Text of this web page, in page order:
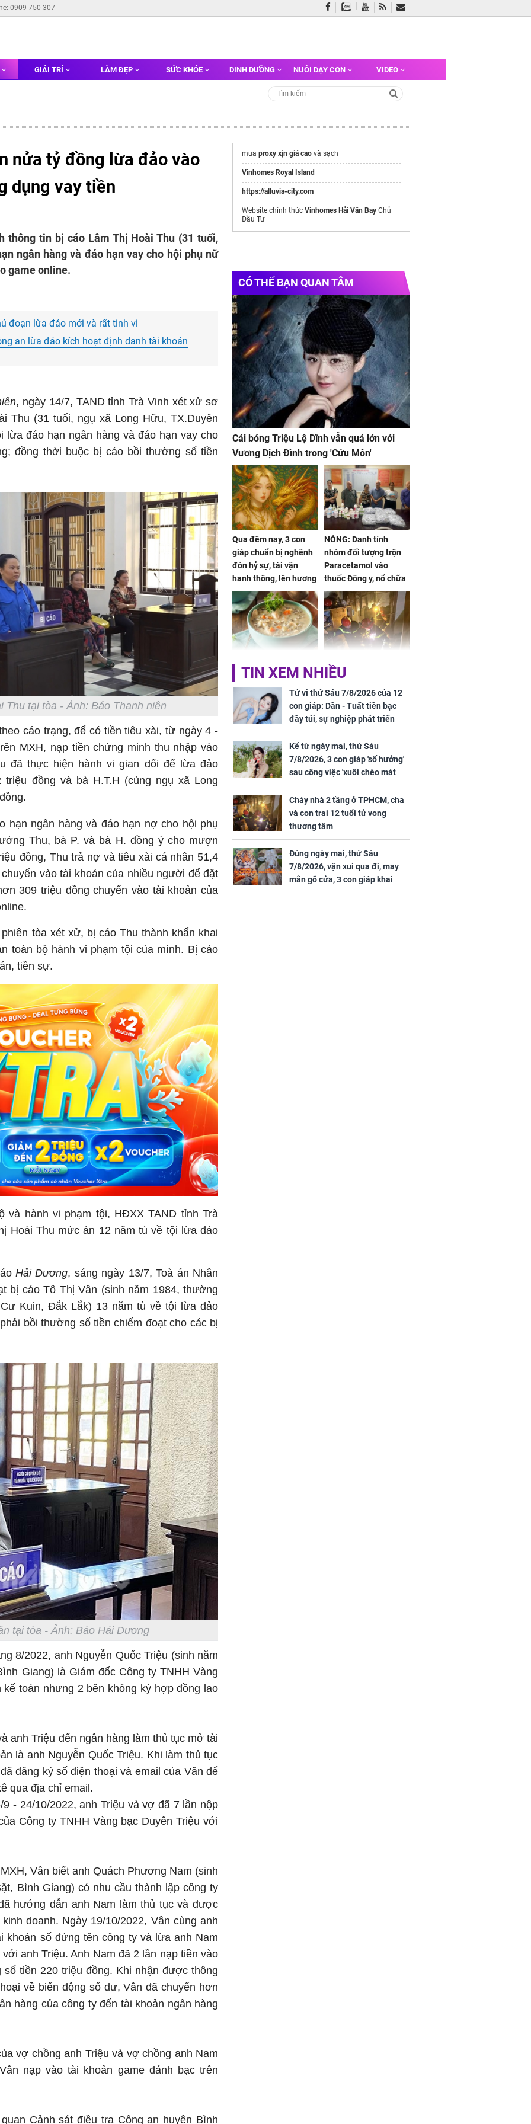
0909 750 307
GIẢI TRÍ LÀM ĐẸP SỨC KHỎE DINH DƯỠNG NUÔI DẠY CON VIDEO
nửa tỷ đồng lừa đảo vào
dụng vay tiền
thông tin bị cáo Lâm Thị Hoài Thu (31 tuổi,
ngân hàng và đáo hạn vay cho hội phụ nữ
game online.
đoạn lừa đảo mới và rất tinh vi
an lừa đảo kích hoạt định danh tài khoản
, ngày 14/7, TAND tỉnh Trà Vinh xét xử sơ
Thu (31 tuổi, ngụ xã Long Hữu, TX.Duyên
lừa đáo hạn ngân hàng và đáo hạn vay cho
đồng thời buộc bị cáo bồi thường số tiền
Thu tại tòa - Ảnh: Báo Thanh niên
cáo trạng, để có tiền tiêu xài, từ ngày 4 -
MXH, nạp tiền chứng minh thu nhập vào
đã thực hiện hành vi gian dối để
lừa đảo
triệu đồng và bà H.T.H (cùng ngụ xã Long
hạn ngân hàng và đáo hạn nợ cho hội phụ
Thu, bà P. và bà H. đồng ý cho mượn
đồng, Thu trả nợ và tiêu xài cá nhân 51,4
vào tài khoản của nhiều người để đặt
309 triệu đồng chuyển vào tài khoản của
tòa xét xử, bị cáo Thu thành khẩn khai
toàn bộ hành vi phạm tội của mình. Bị cáo
tiền sự.
và hành vi phạm tội, HĐXX TAND tỉnh Trà
Hoài Thu mức án 12 năm tù về tội lừa đảo
Hải Dương, sáng ngày 13/7, Toà án Nhân
bị cáo Tô Thị Vân (sinh năm 1984, thường
Kuin, Đắk Lắk) 13 năm tù về tội lừa đảo
bồi thường số tiền chiếm đoạt cho các bị
tại tòa - Ảnh: Báo Hải Dương
8/2022, anh Nguyễn Quốc Triệu (sinh năm
Giang) là Giám đốc Công ty TNHH Vàng
kế toán nhưng 2 bên không ký hợp đồng lao
anh Triệu đến ngân hàng làm thủ tục mở tài
là anh Nguyễn Quốc Triệu. Khi làm thủ tục
đăng ký số điện thoại và email của Vân để
qua địa chỉ email.
- 24/10/2022, anh Triệu và vợ đã 7 lần nộp
Công ty TNHH Vàng bạc Duyên Triệu với
Vân biết anh Quách Phương Nam (sinh
Bình Giang) có nhu cầu thành lập công ty
hướng dẫn anh Nam làm thủ tục và được
doanh. Ngày 19/10/2022, Vân cùng anh
khoản số đứng tên công ty và lừa anh Nam
anh Triệu. Anh Nam đã 2 lần nạp tiền vào
tiền 220 triệu đồng. Khi nhận được thông
về biến động số dư, Vân đã chuyển hơn
hàng của công ty đến tài khoản ngân hàng
vợ chồng anh Triệu và vợ chồng anh Nam
nạp vào tài khoản game đánh bạc trên
Cảnh sát điều tra Công an huyện Bình
mua proxy xịn giá cao và sạch
Vinhomes Royal Island
https://alluvia-city.com
Website chính thức Vinhomes Hải Vân Bay Chủ
Đầu Tư
Giá cục thu phát wifi chính hãng
CÓ THỂ BẠN QUAN TÂM
Cái bóng Triệu Lệ Dĩnh vẫn quá lớn với
Vương Dịch Đình trong 'Cửu Môn'
Qua đêm nay, 3 con
giáp chuẩn bị nghênh
đón hỷ sự, tài vận
hanh thông, lên hương
hóa Rồng hóa Phượng,
gom hết may mắn về
nhà
NÓNG: Danh tính
nhóm đối tượng trộn
Paracetamol vào
thuốc Đông y, nổ chữa
bách bệnh
Giá trị sức khỏe và
cách sử dụng đúng
của loại hạt bình dân
Cháy nhà 2 tầng ở
TPHCM, cha và con
trai 12 tuổi tử vong
thương tâm
Chân dung nam diễn
ứng ngược khi than
nghèo
TIN XEM NHIỀU
Tử vi thứ Sáu 7/8/2026 của 12
con giáp: Dần - Tuất tiền bạc
đầy túi, sự nghiệp phát triển
hưng thịnh, Mão - Thân tài lộc
ảm đạm, mọi sự khó thành công
mỹ mãn
Kể từ ngày mai, thứ Sáu
7/8/2026, 3 con giáp 'số hưởng'
sau công việc 'xuôi chèo mát
mái', tiền tài 'thu về như nước',
tình duyên viên mãn
Cháy nhà 2 tầng ở TPHCM, cha
và con trai 12 tuổi tử vong
thương tâm
Đúng ngày mai, thứ Sáu
7/8/2026, vận xui qua đi, may
mắn gõ cửa, 3 con giáp khai